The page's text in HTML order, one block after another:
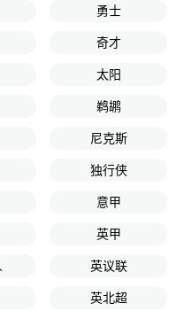
勇士
奇才
太阳
鹈鹕
尼克斯
独行侠
意甲
英甲
英议联
英北超